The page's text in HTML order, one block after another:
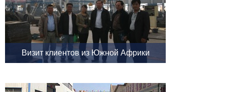
Визит клиентов из Южной Африки